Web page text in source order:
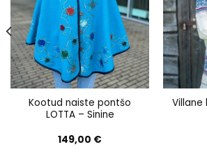
Kootud naiste pontšo
LOTTA – Sinine
149,00 €
Villane